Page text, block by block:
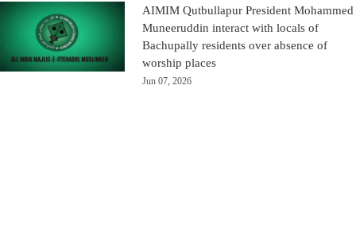
AIMIM Qutbullapur President Mohammed
Muneeruddin interact with locals of
Bachupally residents over absence of
worship places
Jun 07, 2026